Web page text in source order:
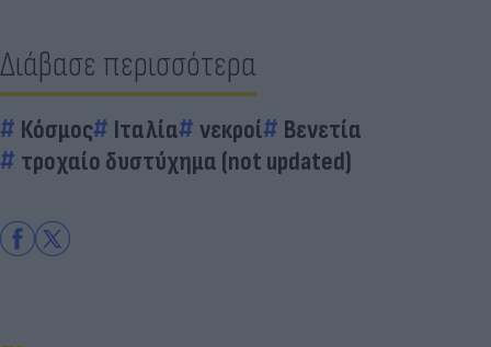
Διάβασε περισσότερα
Κόσμος Ιταλία νεκροί
Βενετία
τροχαίο δυστύχημα (not updated)